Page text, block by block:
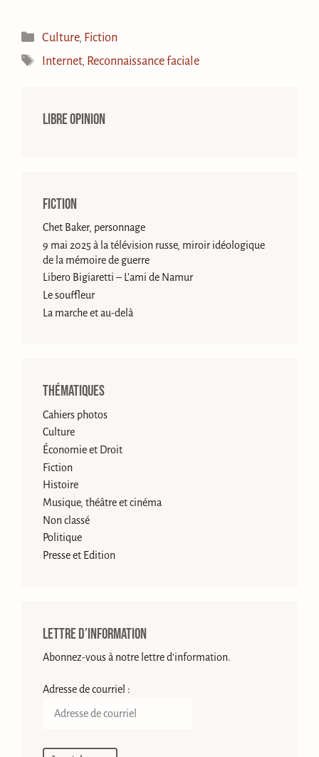
Catégories
Culture, Fiction
Étiquettes
Internet, Reconnaissance faciale
Libre opinion
Fiction
Chet Baker, personnage
9 mai 2025 à la télévision russe, miroir idéologique
de la mémoire de guerre
Libero Bigiaretti – L’ami de Namur
Le souffleur
La marche et au-delà
Thématiques
Cahiers photos
Culture
Économie et Droit
Fiction
Histoire
Musique, théâtre et cinéma
Non classé
Politique
Presse et Edition
Lettre d’information
Abonnez-vous à notre lettre d'information.
Adresse de courriel :